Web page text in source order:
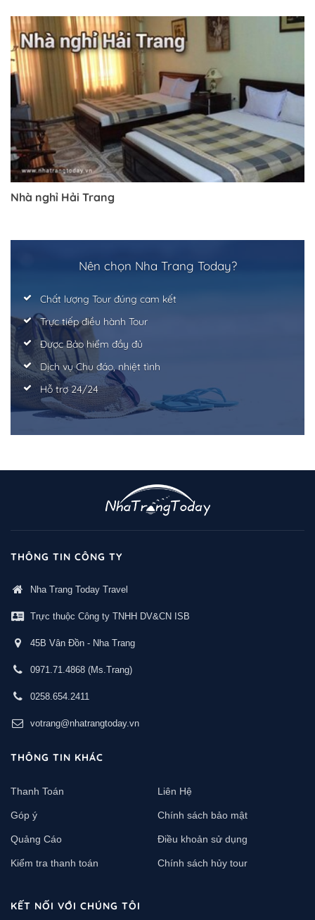
Nhà nghỉ Hải Trang
Nên chọn Nha Trang Today?
Chất lượng Tour đúng cam kết
Trực tiếp điều hành Tour
Được Bảo hiểm đầy đủ
Dịch vụ Chu đáo, nhiệt tình
Hỗ trợ 24/24
THÔNG TIN CÔNG TY
Nha Trang Today Travel
Trực thuộc Công ty TNHH DV&CN ISB
45B Vân Đồn - Nha Trang
0971.71.4868 (Ms.Trang)
0258.654.2411
votrang@nhatrangtoday.vn
THÔNG TIN KHÁC
Thanh Toán Liên Hệ
Góp ý Chính sách bảo mật
Quảng Cáo Điều khoản sử dụng
Kiểm tra thanh toán Chính sách hủy tour
KẾT NỐI VỚI CHÚNG TÔI